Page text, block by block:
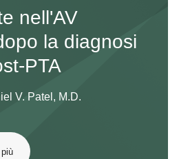
nell'AV
la diagnosi
PTA
V. Patel, M.D.